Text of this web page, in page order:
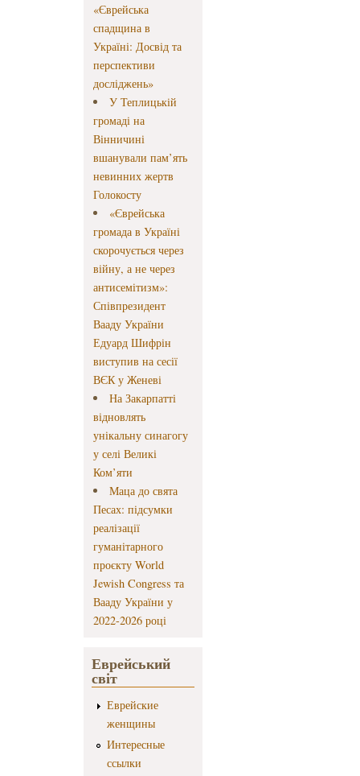
«Єврейська
спадщина в
Україні: Досвід та
перспективи
досліджень»
У Теплицькій
громаді на
Вінничині
вшанували пам’ять
невинних жертв
Голокосту
«Єврейська
громада в Україні
скорочується через
війну, а не через
антисемітизм»:
Співпрезидент
Вааду України
Едуард Шифрін
виступив на сесії
ВЄК у Женеві
На Закарпатті
відновлять
унікальну синагогу
у селі Великі
Ком’яти
Маца до свята
Песах: підсумки
реалізації
гуманітарного
проєкту World
Jewish Congress та
Вааду України у
2022-2026 році
Еврейський
світ
Еврейские
женщины
Интересные
ссылки